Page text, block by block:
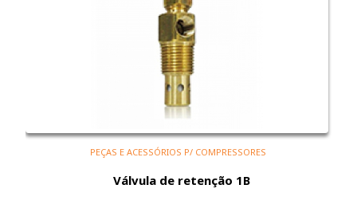
PEÇAS E ACESSÓRIOS P/ COMPRESSORES
Válvula de retenção 1B